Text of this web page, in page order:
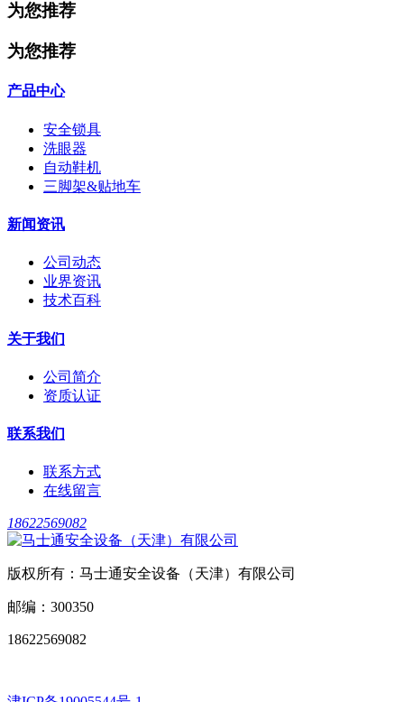
为您推荐
为您推荐
产品中心
安全锁具
洗眼器
自动鞋机
三脚架&贴地车
新闻资讯
公司动态
业界资讯
技术百科
关于我们
公司简介
资质认证
联系我们
联系方式
在线留言
18622569082
版权所有：马士通安全设备（天津）有限公司
邮编：300350
18622569082